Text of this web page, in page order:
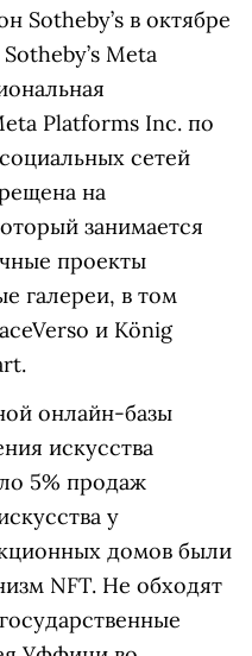
Sotheby’s в октябре
Meta
Platforms Inc. по
сетей
на
занимается
проекты
галереи, в том
и König
онлайн-базы
искусства
5% продаж
у
домов были
NFT. Не обходят